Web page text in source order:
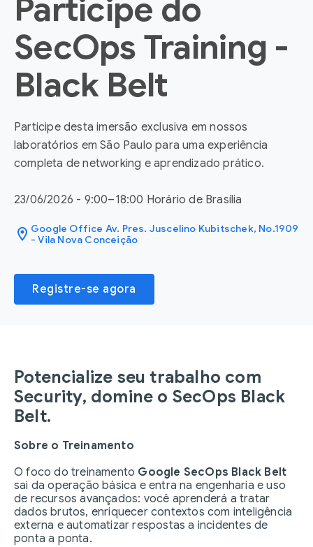
Participe do
SecOps Training -
Black Belt
Participe desta imersão exclusiva em nossos
laboratórios em São Paulo para uma experiência
completa de networking e aprendizado prático.
23/06/2026 - 9:00–18:00 Horário de Brasília
location_on Google Office Av. Pres. Juscelino Kubitschek, No.1909
- Vila Nova Conceição
Registre-se agora
Potencialize seu trabalho com
Security, domine o SecOps Black
Belt.
Sobre o Treinamento
O foco do treinamento Google SecOps Black Belt
sai da operação básica e entra na engenharia e uso
de recursos avançados: você aprenderá a tratar
dados brutos, enriquecer contextos com inteligência
externa e automatizar respostas a incidentes de
ponta a ponta.